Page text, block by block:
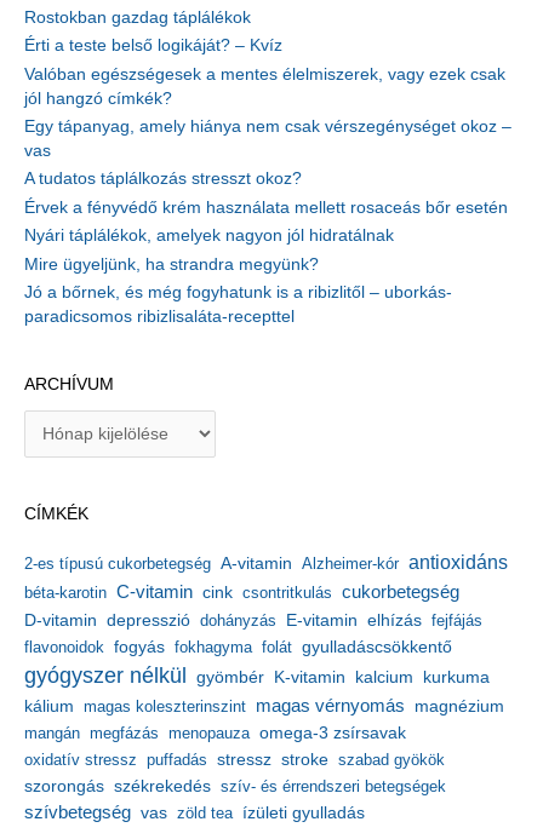
Rostokban gazdag táplálékok
Érti a teste belső logikáját? – Kvíz
Valóban egészségesek a mentes élelmiszerek, vagy ezek csak
jól hangzó címkék?
Egy tápanyag, amely hiánya nem csak vérszegénységet okoz –
vas
A tudatos táplálkozás stresszt okoz?
Érvek a fényvédő krém használata mellett rosaceás bőr esetén
Nyári táplálékok, amelyek nagyon jól hidratálnak
Mire ügyeljünk, ha strandra megyünk?
Jó a bőrnek, és még fogyhatunk is a ribizlitől – uborkás-
paradicsomos ribizlisaláta-recepttel
ARCHÍVUM
í
u
m
CÍMKÉK
2-es típusú cukorbetegség A-vitamin Alzheimer-kór antioxidáns
béta-karotin C-vitamin cink csontritkulás cukorbetegség
D-vitamin depresszió dohányzás E-vitamin elhízás fejfájás
flavonoidok fogyás fokhagyma folát gyulladáscsökkentő
gyógyszer nélkül gyömbér K-vitamin kalcium kurkuma
kálium magas koleszterinszint magas vérnyomás magnézium
mangán megfázás menopauza omega-3 zsírsavak
oxidatív stressz puffadás stressz stroke szabad gyökök
szorongás székrekedés szív- és érrendszeri betegségek
szívbetegség vas zöld tea ízületi gyulladás